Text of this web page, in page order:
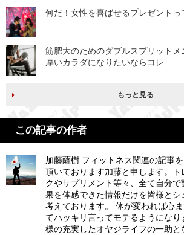
何だ！女性を喜ばせるプレゼントっ
筋肥大のためのダブルスプリット
厚いカラダになりたいならコレ
もっと見る
この記事の作者
加藤薩樹 フィットネス関連の記事
頂いております加藤と申します。ト
クやサプリメント等々、全て自分
果を体感できた情報だけを皆様とシ
考えております。 体が変われば心
てハッキリ言ってモテるようになり
様の充実したオヤジライフの一助と